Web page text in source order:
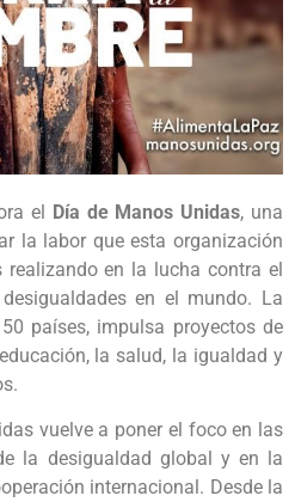
el Día de Manos Unidas, una
la labor que esta organización
realizando en la lucha contra el
en el mundo. La
países, impulsa proyectos de
la salud, la igualdad y
vuelve a poner el foco en las
la desigualdad global y en la
internacional. Desde la